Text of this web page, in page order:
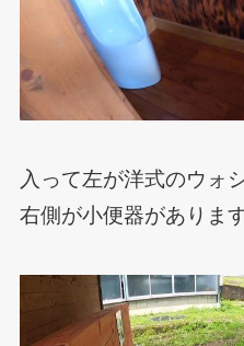
入って左が洋式のウォ
右側が小便器がありま